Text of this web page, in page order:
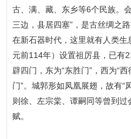
古、满、藏、东乡等6个民族。
三边，县居四塞”，是古丝绸之
在新石器时代，这里就有人类
元前114年）设置祖厉县，已有
辟四门，东为“东胜门”，西为“
门”。城郭形如凤凰展翅，故有“
则徐、左宗棠、谭嗣同等曾到
赋。